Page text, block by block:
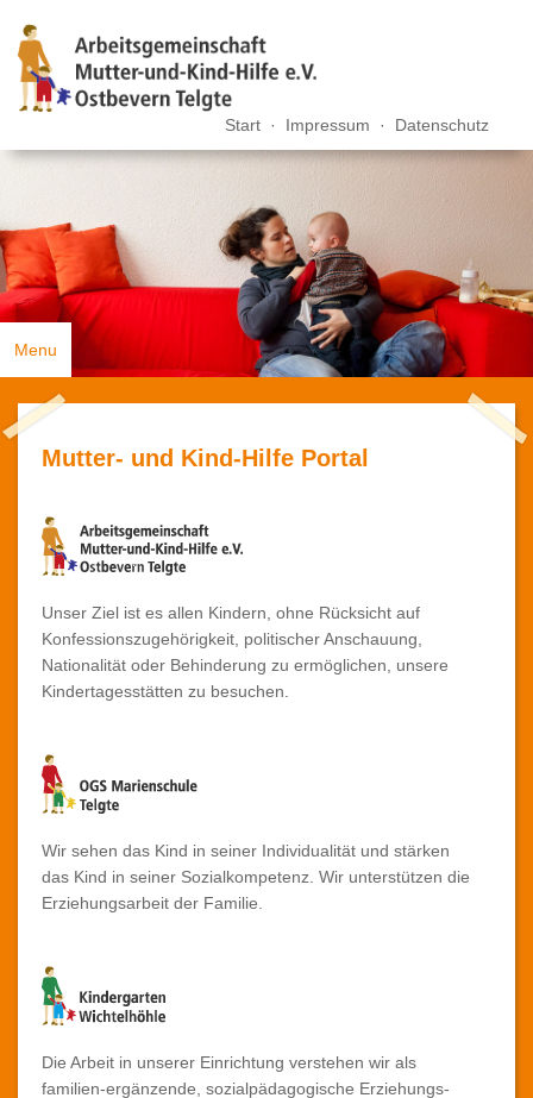
Start · Impressum · Datenschutz
Menu
Mutter-Kind Hilfe
Kindergarten Wichtelhöhle
Mutter- und Kind-Hilfe Portal
Unser Ziel ist es allen Kindern, ohne Rücksicht auf
Konfessionszugehörigkeit, politischer Anschauung,
Nationalität oder Behinderung zu ermöglichen, unsere
Kindertagesstätten zu besuchen.
Wir sehen das Kind in seiner Individualität und stärken
das Kind in seiner Sozialkompetenz. Wir unterstützen die
Erziehungsarbeit der Familie.
Die Arbeit in unserer Einrichtung verstehen wir als
familien-ergänzende, sozialpädagogische Erziehungs-